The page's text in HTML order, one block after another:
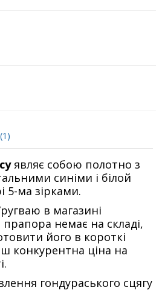
являє собою полотно з
синіми і білой
5-ма зірками.
в магазині
немає на складі,
його в короткі
конкурентна ціна на
гондураського сцягу